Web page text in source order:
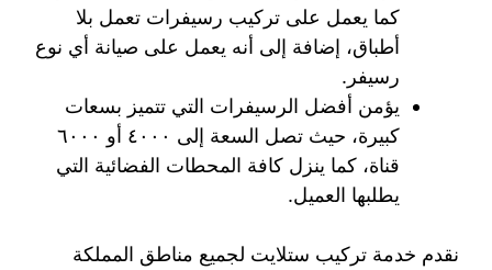
كما يعمل على تركيب رسيفرات تعمل بلا
أطباق، إضافة إلى أنه يعمل على صيانة أي نوع
رسيفر.
يؤمن أفضل الرسيفرات التي تتميز بسعات
كبيرة، حيث تصل السعة إلى ٤٠٠٠ أو ٦٠٠٠
قناة، كما ينزل كافة المحطات الفضائية التي
يطلبها العميل.
نقدم خدمة تركيب ستلايت لجميع مناطق المملكة